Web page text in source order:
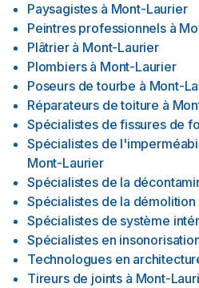
Paysagistes à Mont-Laurier
Peintres professionnels à
Plâtrier à Mont-Laurier
Plombiers à Mont-Laurier
Poseurs de tourbe à Mont-
Réparateurs de toiture à
Spécialistes de fissures de
Spécialistes de
Mont-Laurier
Spécialistes de la
Spécialistes de la démolition
Spécialistes de système
Spécialistes en
Technologues en
Tireurs de joints à Mont-